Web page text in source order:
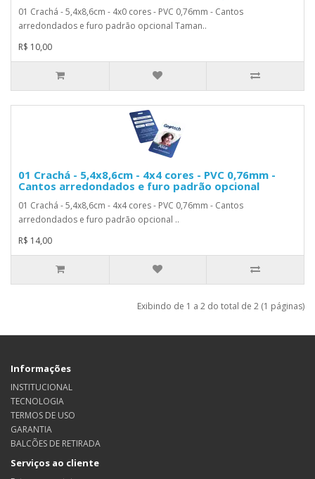
01 Crachá - 5,4x8,6cm - 4x0 cores - PVC 0,76mm - Cantos
arredondados e furo padrão opcional Taman..
R$ 10,00
01 Crachá - 5,4x8,6cm - 4x4 cores - PVC 0,76mm -
Cantos arredondados e furo padrão opcional
01 Crachá - 5,4x8,6cm - 4x4 cores - PVC 0,76mm - Cantos
arredondados e furo padrão opcional ..
R$ 14,00
Exibindo de 1 a 2 do total de 2 (1 páginas)
Informações
INSTITUCIONAL
TECNOLOGIA
TERMOS DE USO
GARANTIA
BALCÕES DE RETIRADA
Serviços ao cliente